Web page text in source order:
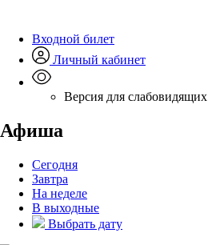
Входной билет
Личный кабинет
Версия для слабовидящих
Афиша
Сегодня
Завтра
На неделе
В выходные
Выбрать дату